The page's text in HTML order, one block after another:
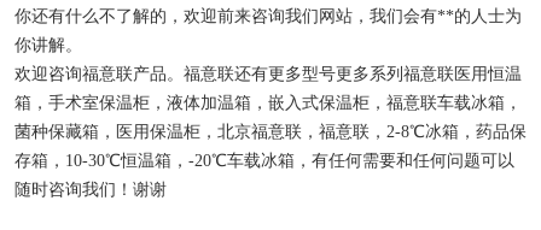
你还有什么不了解的，欢迎前来咨询我们网站，我们会有**的人士为
你讲解。
欢迎咨询福意联产品。福意联还有更多型号更多系列福意联医用恒温
箱，手术室保温柜，液体加温箱，嵌入式保温柜，福意联车载冰箱，
菌种保藏箱，医用保温柜，北京福意联，福意联，2-8℃冰箱，药品保
存箱，10-30℃恒温箱，-20℃车载冰箱，有任何需要和任何问题可以
随时咨询我们！谢谢